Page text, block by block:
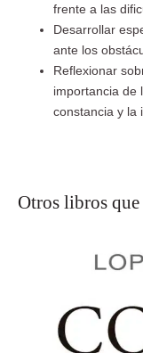
frente a las
Desarrollar
ante los
Reflexionar
importancia de
constancia y la
Otros libros que